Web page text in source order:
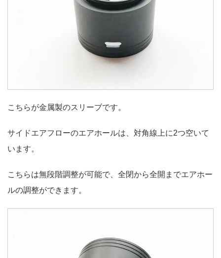
こちらが金属製のスリーブです。
サイドエアフローのエアホールは、対角線上に2つ空いて
います。
こちらは無段階調整が可能で、全閉から全開までエアホー
ルの調整ができます。